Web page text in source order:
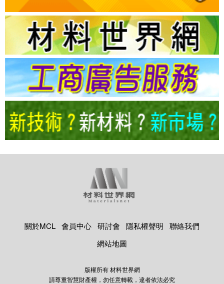
關於MCL 會員中心 研討會 隱私權聲明
聯絡我們
網站地圖
版權所有 材料世界網
請尊重智慧財產權，勿任意轉載，違者依法必究